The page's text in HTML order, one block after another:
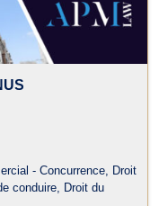
- Concurrence
Droit
conduire
Droit du